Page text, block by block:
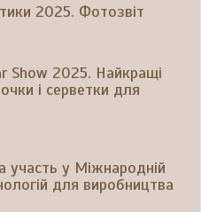
2025. Фотозвіт
Show 2025. Найкращі
і серветки для
участь у Міжнародній
для виробництва